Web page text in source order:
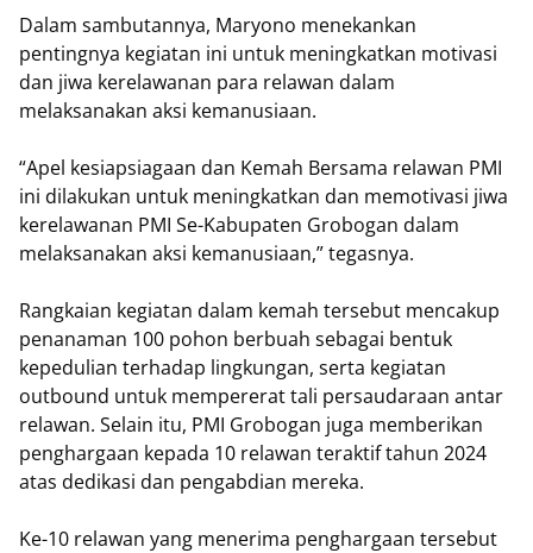
Dalam sambutannya, Maryono menekankan
pentingnya kegiatan ini untuk meningkatkan motivasi
dan jiwa kerelawanan para relawan dalam
melaksanakan aksi kemanusiaan.
“Apel kesiapsiagaan dan Kemah Bersama relawan PMI
ini dilakukan untuk meningkatkan dan memotivasi jiwa
kerelawanan PMI Se-Kabupaten Grobogan dalam
melaksanakan aksi kemanusiaan,” tegasnya.
Rangkaian kegiatan dalam kemah tersebut mencakup
penanaman 100 pohon berbuah sebagai bentuk
kepedulian terhadap lingkungan, serta kegiatan
outbound untuk mempererat tali persaudaraan antar
relawan. Selain itu, PMI Grobogan juga memberikan
penghargaan kepada 10 relawan teraktif tahun 2024
atas dedikasi dan pengabdian mereka.
Ke-10 relawan yang menerima penghargaan tersebut